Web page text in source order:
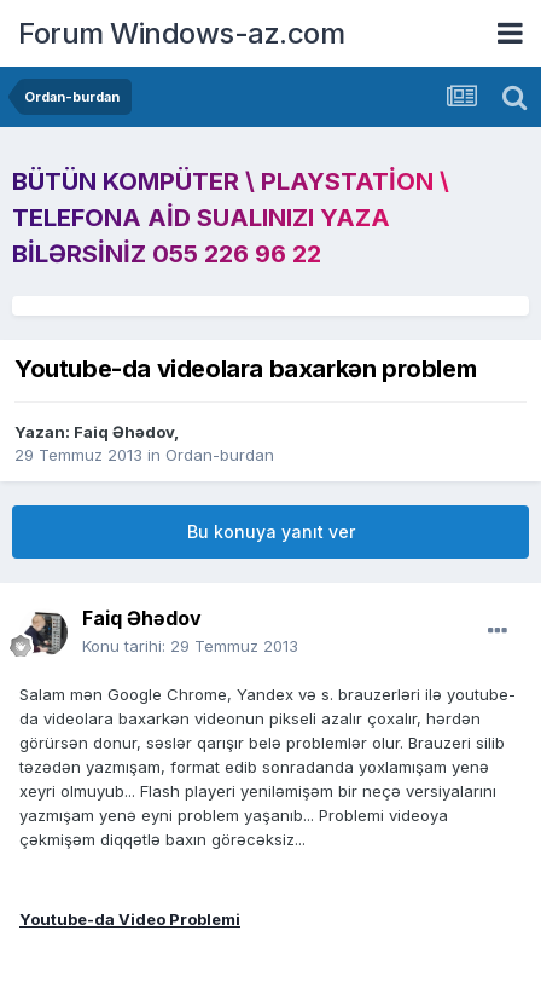
Forum Windows-az.com
Ordan-burdan
BÜTÜN KOMPÜTER \ PLAYSTATION \
TELEFONA AID SUALINIZI YAZA
BILƏRSINIZ 055 226 96 22
Youtube-da videolara baxarkən problem
Yazan: Faiq Əhədov,
29 Temmuz 2013 in Ordan-burdan
Bu konuya yanıt ver
Faiq Əhədov
Konu tarihi: 29 Temmuz 2013
Salam mən Google Chrome, Yandex və s. brauzerləri ilə youtube-
da videolara baxarkən videonun pikseli azalır çoxalır, hərdən
görürsən donur, səslər qarışır belə problemlər olur. Brauzeri silib
təzədən yazmışam, format edib sonradanda yoxlamışam yenə
xeyri olmuyub... Flash playeri yeniləmişəm bir neçə versiyalarını
yazmışam yenə eyni problem yaşanıb... Problemi videoya
çəkmişəm diqqətlə baxın görəcəksiz...
Youtube-da Video Problemi